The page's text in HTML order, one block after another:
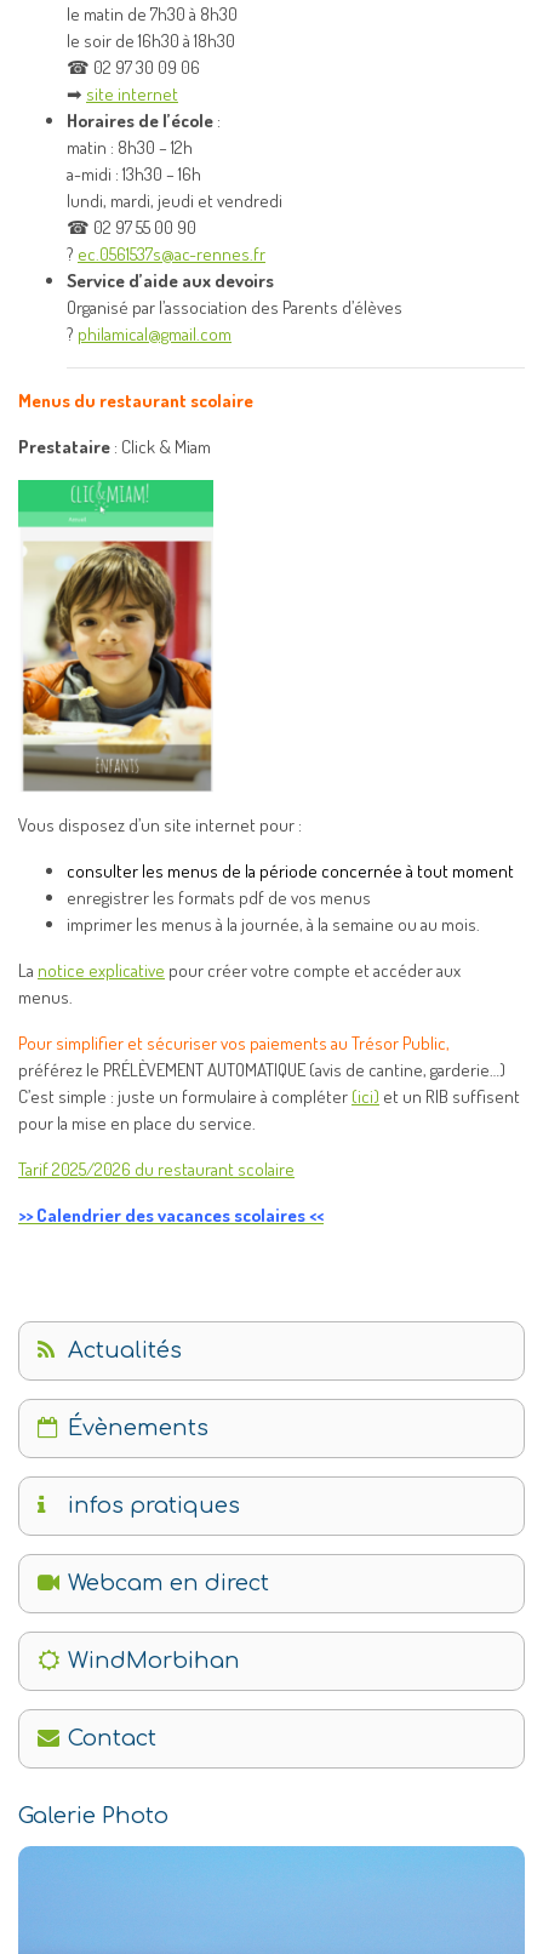
le matin de 7h30 à 8h30
le soir de 16h30 à 18h30
☎ 02 97 30 09 06
➡ site internet
Horaires de l’école :
matin : 8h30 – 12h
a-midi : 13h30 – 16h
lundi, mardi, jeudi et vendredi
☎ 02 97 55 00 90
? ec.0561537s@ac-rennes.fr
Service d’aide aux devoirs
Organisé par l’association des Parents d’élèves
? philamical@gmail.com
Menus du restaurant scolaire
Prestataire : Click & Miam
Vous disposez d’un site internet pour :
consulter les menus de la période concernée à tout moment
enregistrer les formats pdf de vos menus
imprimer les menus à la journée, à la semaine ou au mois.
La notice explicative pour créer votre compte et accéder aux
menus.
Pour simplifier et sécuriser vos paiements au Trésor Public,
préférez le PRÉLÈVEMENT AUTOMATIQUE (avis de cantine, garderie…)
C’est simple : juste un formulaire à compléter (ici) et un RIB suffisent
pour la mise en place du service.
Tarif 2025/2026 du restaurant scolaire
>> Calendrier des vacances scolaires <<
Actualités
Évènements
infos pratiques
Webcam en direct
WindMorbihan
Contact
Galerie Photo